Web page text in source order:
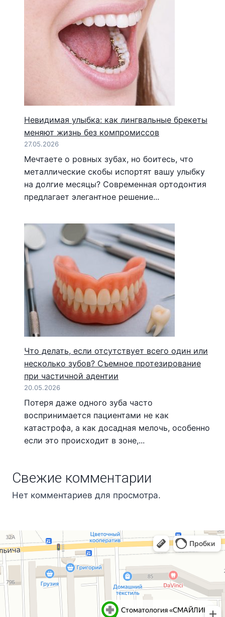
Невидимая улыбка: как лингвальные брекеты
меняют жизнь без компромиссов
27.05.2026
Мечтаете о ровных зубах, но боитесь, что
металлические скобы испортят вашу улыбку
на долгие месяцы? Современная ортодонтия
предлагает элегантное решение...
Что делать, если отсутствует всего один или
несколько зубов? Съемное протезирование
при частичной адентии
20.05.2026
Потеря даже одного зуба часто
воспринимается пациентами не как
катастрофа, а как досадная мелочь, особенно
если это происходит в зоне,...
Свежие комментарии
Нет комментариев для просмотра.